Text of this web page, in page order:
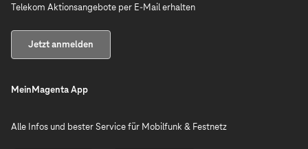
Telekom Aktionsangebote per E-Mail erhalten
Jetzt anmelden
MeinMagenta App
Alle Infos und bester Service für Mobilfunk & Festnetz